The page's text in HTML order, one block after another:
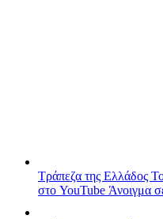
Τράπεζα της Ελλάδος
στο YouTube Άνοιγμα